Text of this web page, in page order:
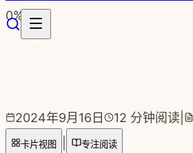
跳转到主要内容
0%
2024年9月16日 12 分钟阅读
卡片视图 专注阅读